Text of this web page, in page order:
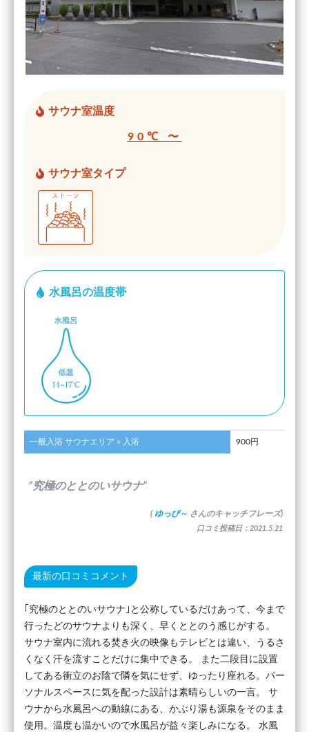
サウナ室温度
90℃ 〜
サウナ室タイプ
水風呂の温度帯
一般入浴 サウナエリア＋入浴 900円
”究極のととのいサウナ”
( ゆっぴ～ さんのキャッチフレーズ)
口コミ投稿日：2021.5.21
最新の口コミコメント
｢究極のととのいサウナ｣と公称しているだけあって、今まで
行ったどのサウナよりも深く、早くととのう感じがする。
サウナ室内に流れる焚き火の映像もテレビとは違い、うるさ
くなく汗を流すことだけに集中できる。 また二段目に設置
してある衝立のお陰で隣を気にせず、ゆったり座れる。パー
ソナルスペースに気を配った設計は素晴らしいの一言。 サ
ウナから水風呂への動線にある、かぶり湯も源泉をそのまま
使用。温度も温かいので水風呂が益々楽しみになる。 水風